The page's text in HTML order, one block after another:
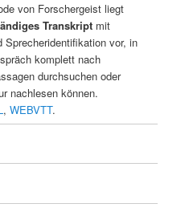
von Forschergeist liegt
Transkriptmit
Sprecheridentifikation vor, in
komplett nach
durchsuchen oder
nachlesen können.
, WEBVTT.